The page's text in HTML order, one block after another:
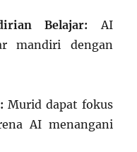
Belajar: AI
mandiri dengan
Murid dapat fokus
AI menangani